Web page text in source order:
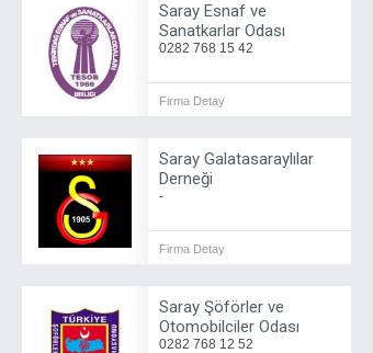
Saray Esnaf ve
Sanatkarlar Odası
0282 768 15 42
Firma Detay
Saray Galatasaraylılar
Derneği
-
Firma Detay
Saray Şöförler ve
Otomobilciler Odası
0282 768 12 52